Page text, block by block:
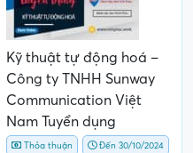
Kỹ thuật tự động hoá –
Công ty TNHH Sunway
Communication Việt
Nam Tuyển dụng
Thỏa thuận Đến 30/10/2024